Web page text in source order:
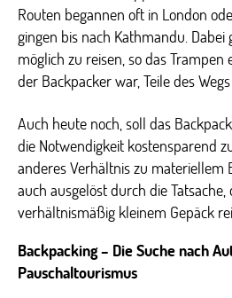
Routen begannen oft in London
gingen bis nach Kathmandu. Dabei
möglich zu reisen, so das Trampen
der Backpacker war, Teile des
Auch heute noch, soll das
die Notwendigkeit kostensparend
anderes Verhältnis zu materiellem
auch ausgelöst durch die
verhältnismäßig kleinem Gepäck
Backpacking – Die Suche nach
Pauschaltourismus